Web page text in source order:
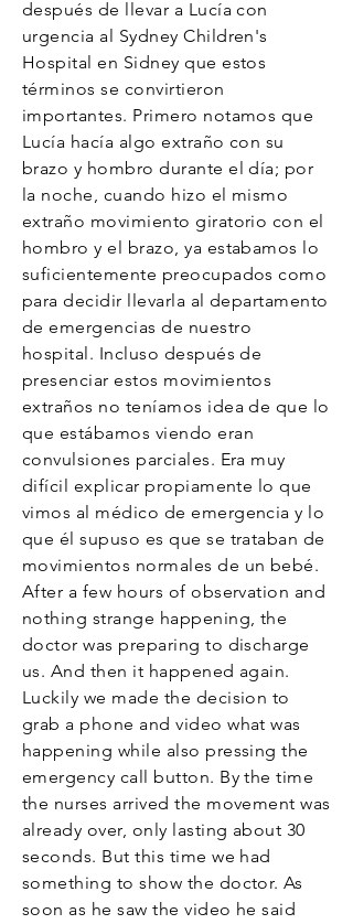
después de llevar a Lucía con
urgencia al Sydney Children's
Hospital en Sidney que estos
términos se convirtieron
importantes. Primero notamos que
Lucía hacía algo extraño con su
brazo y hombro durante el día; por
la noche, cuando hizo el mismo
extraño movimiento giratorio con el
hombro y el brazo, ya estabamos lo
suficientemente preocupados como
para decidir llevarla al departamento
de emergencias de nuestro
hospital. Incluso después de
presenciar estos movimientos
extraños no teníamos idea de que lo
que estábamos viendo eran
convulsiones parciales. Era muy
difícil explicar propiamente lo que
vimos al médico de emergencia y lo
que él supuso es que se trataban de
movimientos normales de un bebé.
After a few hours of observation and
nothing strange happening, the
doctor was preparing to discharge
us. And then it happened again.
Luckily we made the decision to
grab a phone and video what was
happening while also pressing the
emergency call button. By the time
the nurses arrived the movement was
already over, only lasting about 30
seconds. But this time we had
something to show the doctor. As
soon as he saw the video he said